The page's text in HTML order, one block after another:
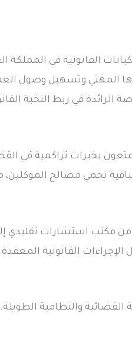
القانونية في المملكة
المهني وتسهيل وصول
الرائدة في ربط النخبة
بخبرات تراكمية في
تحمي مصالح الموكلين، مع
من مكتب استشارات تقليدي
بجعل الإجراءات
والنظامية الطويلة.